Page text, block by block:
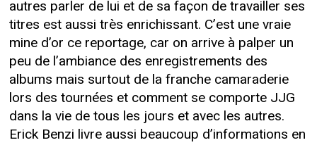
autres parler de lui et de sa façon de travailler ses
titres est aussi très enrichissant. C’est une vraie
mine d’or ce reportage, car on arrive à palper un
peu de l’ambiance des enregistrements des
albums mais surtout de la franche camaraderie
lors des tournées et comment se comporte JJG
dans la vie de tous les jours et avec les autres.
Erick Benzi livre aussi beaucoup d’informations en